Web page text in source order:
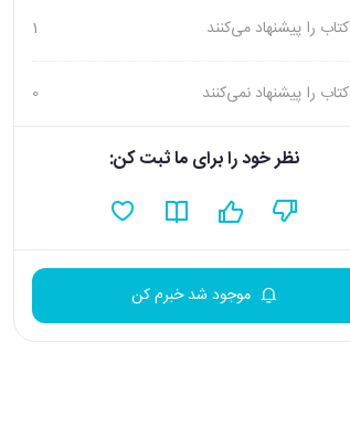
کتاب را پیشنهاد می‌کنند 1
کتاب را پیشنهاد نمی‌کنند 0
نظر خود را برای ما ثبت کن:
موجود شد خبرم کن